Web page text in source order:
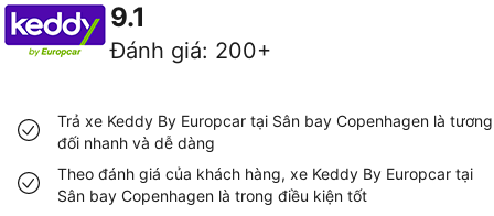
9.1
Đánh giá: 200+
Trả xe Keddy By Europcar tại Sân bay Copenhagen là tương
đối nhanh và dễ dàng
Theo đánh giá của khách hàng, xe Keddy By Europcar tại
Sân bay Copenhagen là trong điều kiện tốt